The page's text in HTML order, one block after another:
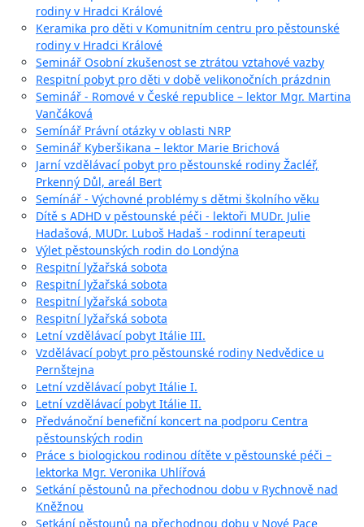
rodiny v Hradci Králové
Keramika pro děti v Komunitním centru pro pěstounské
rodiny v Hradci Králové
Seminář Osobní zkušenost se ztrátou vztahové vazby
Respitní pobyt pro děti v době velikonočních prázdnin
Seminář - Romové v České republice – lektor Mgr. Martina
Vančáková
Semínář Právní otázky v oblasti NRP
Seminář Kyberšikana – lektor Marie Brichová
Jarní vzdělávací pobyt pro pěstounské rodiny Žacléř,
Prkenný Důl, areál Bert
Semínář - Výchovné problémy s dětmi školního věku
Dítě s ADHD v pěstounské péči - lektoři MUDr. Julie
Hadašová, MUDr. Luboš Hadaš - rodinní terapeuti
Výlet pěstounských rodin do Londýna
Respitní lyžařská sobota
Respitní lyžařská sobota
Respitní lyžařská sobota
Respitní lyžařská sobota
Letní vzdělávací pobyt Itálie III.
Vzdělávací pobyt pro pěstounské rodiny Nedvědice u
Pernštejna
Letní vzdělávací pobyt Itálie I.
Letní vzdělávací pobyt Itálie II.
Předvánoční benefiční koncert na podporu Centra
pěstounských rodin
Práce s biologickou rodinou dítěte v pěstounské péči –
lektorka Mgr. Veronika Uhlířová
Setkání pěstounů na přechodnou dobu v Rychnově nad
Kněžnou
Setkání pěstounů na přechodnou dobu v Nové Pace